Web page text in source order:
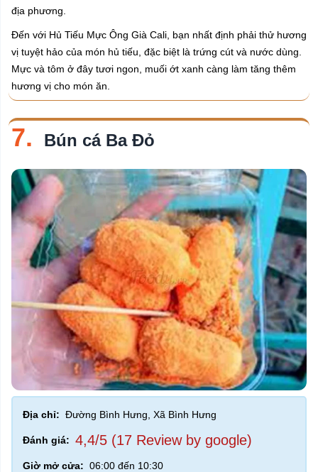
địa phương.
Đến với Hủ Tiếu Mực Ông Già Cali, bạn nhất định phải thử hương
vị tuyệt hảo của món hủ tiếu, đặc biệt là trứng cút và nước dùng.
Mực và tôm ở đây tươi ngon, muối ớt xanh càng làm tăng thêm
hương vị cho món ăn.
7. Bún cá Ba Đỏ
Địa chỉ: Đường Bình Hưng, Xã Bình Hưng
Đánh giá: 4,4/5 (17 Review by google)
Giờ mở cửa: 06:00 đến 10:30